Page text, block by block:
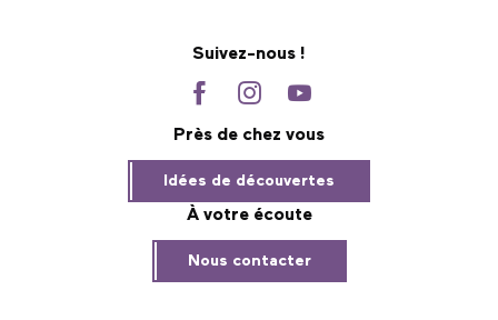
Suivez-nous !
Près de chez vous
Idées de découvertes
À votre écoute
Nous contacter